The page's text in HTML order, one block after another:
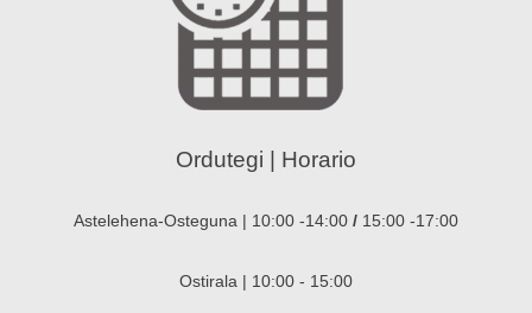
Ordutegi | Horario
Astelehena-Osteguna | 10:00 -14:00 / 15:00 -17:00
Ostirala | 10:00 - 15:00